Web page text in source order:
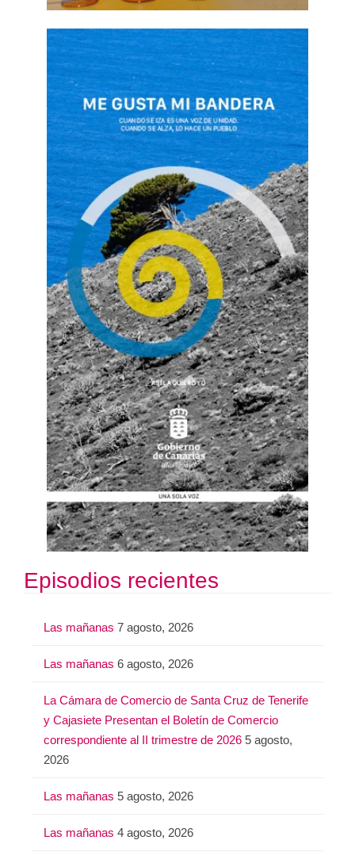
Episodios recientes
Las mañanas 7 agosto, 2026
Las mañanas 6 agosto, 2026
La Cámara de Comercio de Santa Cruz de Tenerife
y Cajasiete Presentan el Boletín de Comercio
correspondiente al II trimestre de 2026 5 agosto,
2026
Las mañanas 5 agosto, 2026
Las mañanas 4 agosto, 2026